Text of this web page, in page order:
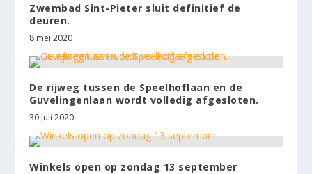
Zwembad Sint-Pieter sluit definitief de
deuren.
8 mei 2020
De rijweg tussen de Speelhoflaan en de
Guvelingenlaan wordt volledig afgesloten.
30 juli 2020
Winkels open op zondag 13 september